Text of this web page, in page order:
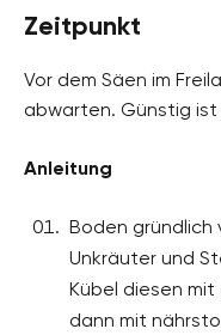
Zeitpunkt
Vor dem Säen im
abwarten. Günstig ist
Anleitung
Boden gründlich
Unkräuter und
Kübel diesen
dann mit